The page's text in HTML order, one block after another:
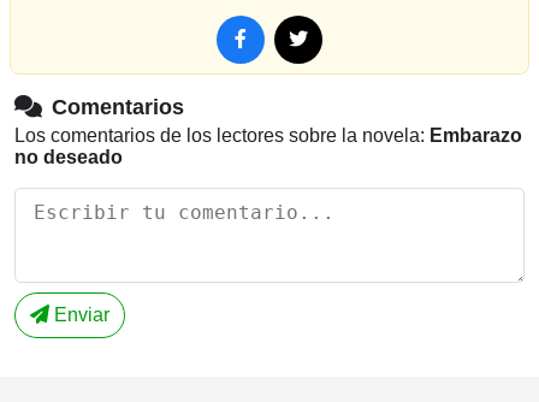
Comentarios
Los comentarios de los lectores sobre la novela: Embarazo
no deseado
Enviar